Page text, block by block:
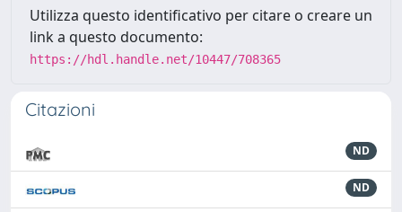
Utilizza questo identificativo per citare o creare un
link a questo documento:
https://hdl.handle.net/10447/708365
Citazioni
ND
ND